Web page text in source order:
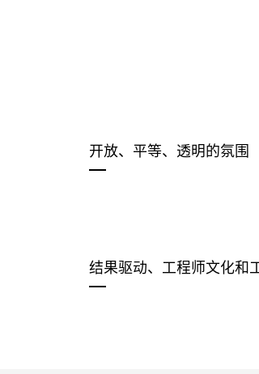
开放、平等、透明的氛围
结果驱动、工程师文化和